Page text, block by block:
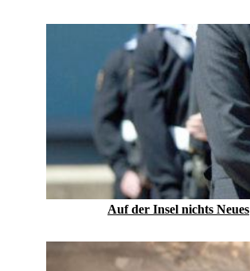
Auf der Insel nichts Neues